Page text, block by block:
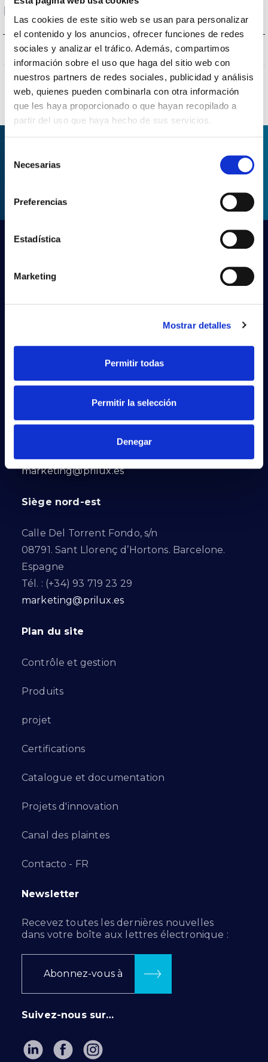
Las cookies de este sitio web se usan para personalizar
el contenido y los anuncios, ofrecer funciones de redes
sociales y analizar el tráfico. Además, compartimos
información sobre el uso que haga del sitio web con
nuestros partners de redes sociales, publicidad y análisis
web, quienes pueden combinarla con otra información
que les haya proporcionado o que hayan recopilado a
partir del uso que haya hecho de sus servicios.
Necesarias
Preferencias
Estadística
Marketing
Mostrar detalles
Permitir todas
Permitir la selección
Denegar
Protecciones
Protección sobretensiones SI/YES/OUI/SIM
PRILUX LIGHTING S.L.U.
Siège social
Calle Río Jarama, 149
45007. Toledo. Espagne
marketing@prilux.es
Siège nord-est
Calle Del Torrent Fondo, s/n
08791. Sant Llorenç d’Hortons. Barcelone.
Espagne
Tél. : (+34) 93 719 23 29
marketing@prilux.es
Plan du site
Contrôle et gestion
Produits
projet
Certifications
Catalogue et documentation
Projets d'innovation
Canal des plaintes
Contacto - FR
Newsletter
Recevez toutes les dernières nouvelles
dans votre boîte aux lettres électronique :
Abonnez-vous à
Suivez-nous sur…